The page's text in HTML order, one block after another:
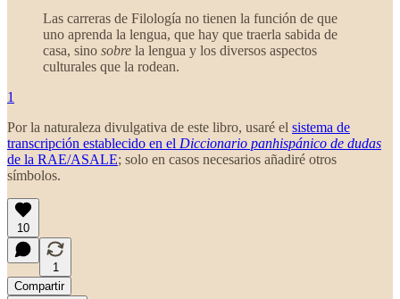
Las carreras de Filología no tienen la función de que
uno aprenda la lengua, que hay que traerla sabida de
casa, sino sobre la lengua y los diversos aspectos
culturales que la rodean.
1
Por la naturaleza divulgativa de este libro, usaré el sistema de
transcripción establecido en el Diccionario panhispánico de dudas
de la RAE/ASALE; solo en casos necesarios añadiré otros
símbolos.
10
1
Compartir